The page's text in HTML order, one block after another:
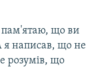
пам'ятаю, що ви
я написав, що не
розумів, що